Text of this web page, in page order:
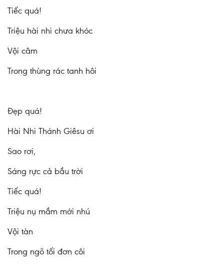
Tiếc quá!
Triệu hài nhi chưa khóc
Vội câm
Trong thùng rác tanh hôi
Đẹp quá!
Hài Nhi Thánh Giêsu ơi
Sao rơi,
Sáng rực cả bầu trời
Tiếc quá!
Triệu nụ mầm mới nhú
Vội tàn
Trong ngõ tối đơn côi